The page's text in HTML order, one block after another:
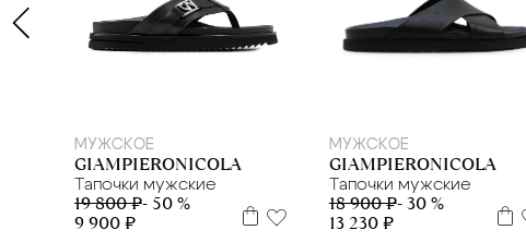
МУЖСКОЕ
GIAMPIERONICOLA
Тапочки мужские
19 800 ₽- 50 %
9 900 ₽
МУЖСКОЕ
GIAMPIERONICOLA
Тапочки мужские
18 900 ₽- 30 %
13 230 ₽